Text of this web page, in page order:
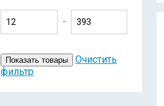
-
Показать товары
Очистить
фильтр